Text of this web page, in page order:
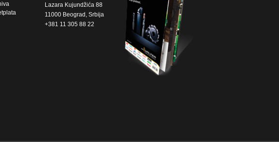
Lazara Kujundžića 88
11000 Beograd, Srbija
+381 11 305 88 22